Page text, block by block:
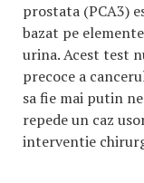
prostata (PCA3)
bazat pe
urina. Acest test
precoce a
sa fie mai putin
repede un caz
interventie